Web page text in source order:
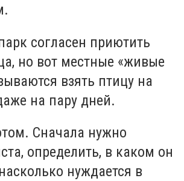
согласен приютить
но вот местные «живые
взять птицу на
на пару дней.
Сначала нужно
определить, в каком он
нуждается в